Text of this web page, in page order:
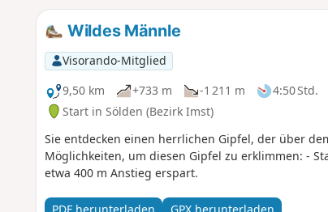
Wildes Männle
Visorando-Mitglied
9,50 km
+733 m -1 211 m 4:50 Std.
Start in Sölden (Bezirk Imst)
Sie entdecken einen herrlichen Gipfel, der über
Möglichkeiten, um diesen Gipfel zu erklimmen: -
etwa 400 m Anstieg erspart.